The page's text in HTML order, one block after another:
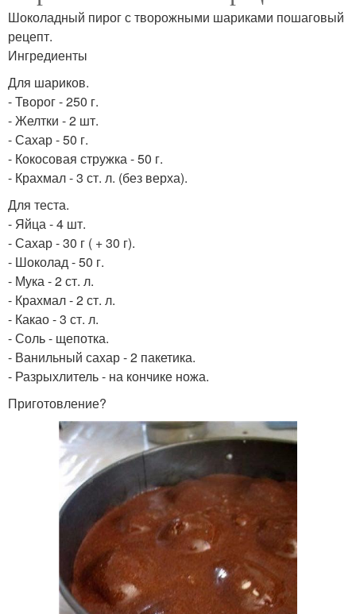
Шоколадный пирог с творожными шариками пошаговый
рецепт.
Ингредиенты
Для шариков.
- Творог - 250 г.
- Желтки - 2 шт.
- Сахар - 50 г.
- Кокосовая стружка - 50 г.
- Крахмал - 3 ст. л. (без верха).
Для теста.
- Яйца - 4 шт.
- Сахар - 30 г ( + 30 г).
- Шоколад - 50 г.
- Мука - 2 ст. л.
- Крахмал - 2 ст. л.
- Какао - 3 ст. л.
- Соль - щепотка.
- Ванильный сахар - 2 пакетика.
- Разрыхлитель - на кончике ножа.
Приготовление?